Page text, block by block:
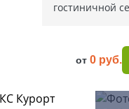
гостиничной
от 0 руб.